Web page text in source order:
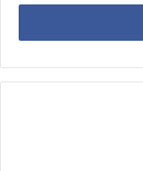
מתחתיה. הירוקים הגיעו למשחק אחרי תיקו 1-1 מול אשדוד מהתחתית.